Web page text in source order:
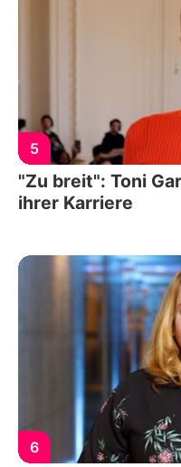
5
"Zu breit": Toni
ihrer Karriere
6